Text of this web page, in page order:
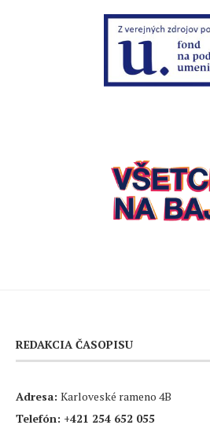
REDAKCIA ČASOPISU
Adresa: Karloveské rameno 4B
Telefón: +421 254 652 055